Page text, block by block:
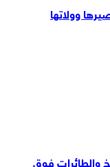
وولاتها